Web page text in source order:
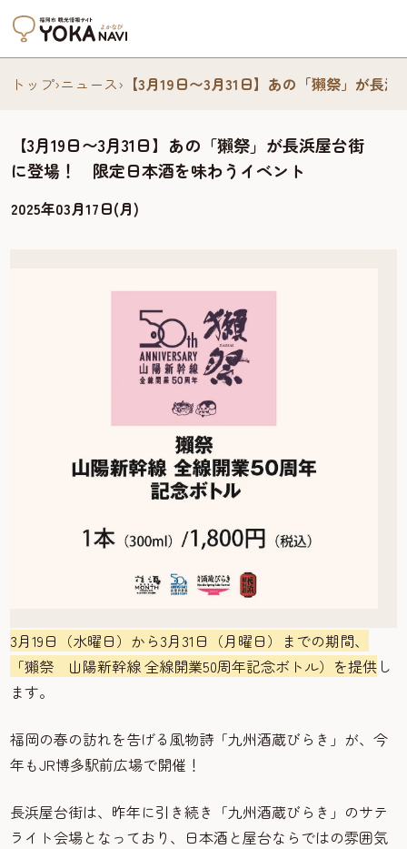
トップ›ニュース› 【3月19日〜3月31日】あの「獺祭」が
【3月19日〜3月31日】あの「獺祭」が長浜屋台街
に登場！ 限定日本酒を味わうイベント
2025年03月17日(月)
3月19日（水曜日）から3月31日（月曜日）までの期間、
「獺祭 山陽新幹線 全線開業50周年記念ボトル）を提供 し
ます。
福岡の春の訪れを告げる風物詩「九州酒蔵びらき」が、今
年もJR博多駅前広場で開催！
長浜屋台街は、昨年に引き続き「九州酒蔵びらき」のサテ
ライト会場となっており、日本酒と屋台ならではの雰囲気